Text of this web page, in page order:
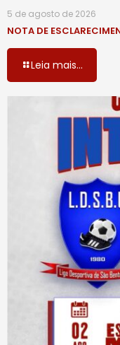
5 de agosto de 2026
NOTA DE
Leia mais...